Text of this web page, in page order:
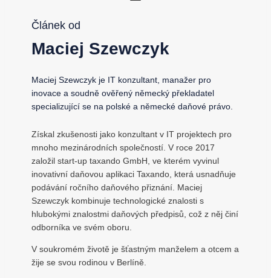
Článek od
Maciej Szewczyk
Maciej Szewczyk je IT konzultant, manažer pro
inovace a soudně ověřený německý překladatel
specializující se na polské a německé daňové právo.
Získal zkušenosti jako konzultant v IT projektech pro
mnoho mezinárodních společností. V roce 2017
založil start-up taxando GmbH, ve kterém vyvinul
inovativní daňovou aplikaci Taxando, která usnadňuje
podávání ročního daňového přiznání. Maciej
Szewczyk kombinuje technologické znalosti s
hlubokými znalostmi daňových předpisů, což z něj činí
odborníka ve svém oboru.
V soukromém životě je šťastným manželem a otcem a
žije se svou rodinou v Berlíně.